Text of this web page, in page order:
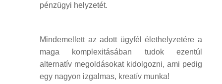
pénzügyi helyzetét.
Mindemellett az adott ügyfél élethelyzetére a
maga komplexitásában tudok ezentúl
alternatív megoldásokat kidolgozni, ami pedig
egy nagyon izgalmas, kreatív munka!